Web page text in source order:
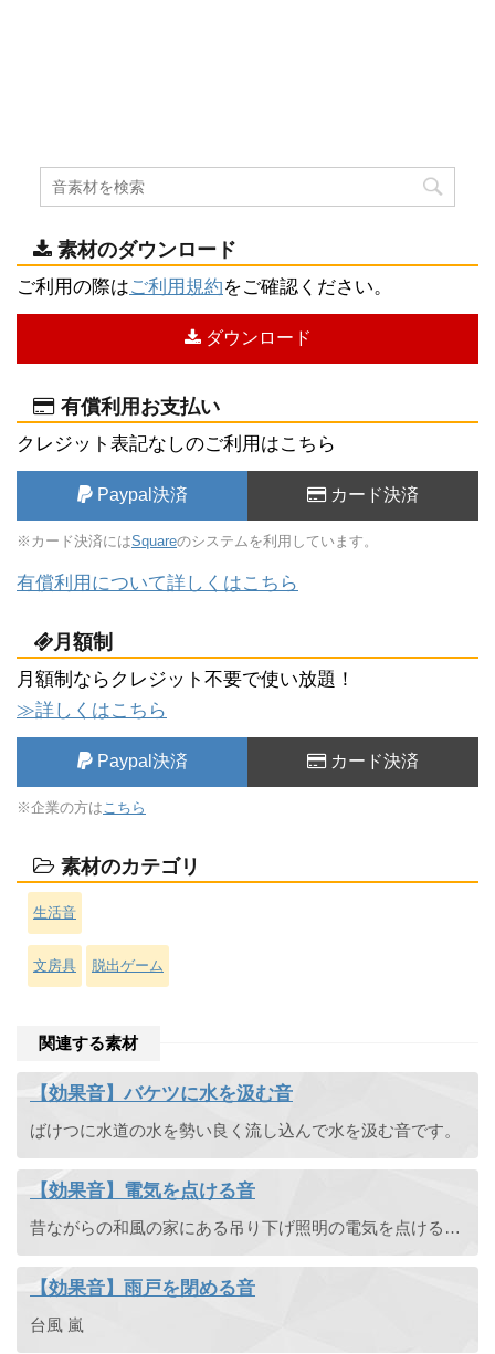
素材のダウンロード
ご利用の際はご利用規約をご確認ください。
ダウンロード
有償利用お支払い
クレジット表記なしのご利用はこちら
Paypal決済 カード決済
※カード決済にはSquareのシステムを利用しています。
有償利用について詳しくはこちら
月額制
月額制ならクレジット不要で使い放題！
≫詳しくはこちら
Paypal決済 カード決済
※企業の方は こちら
素材のカテゴリ
生活音
文房具 脱出ゲーム
関連する素材
【効果音】バケツに水を汲む音
ばけつに水道の水を勢い良く流し込んで水を汲む音です。
【効果音】電気を点ける音
昔ながらの和風の家にある吊り下げ照明の電気を点ける音です。紐を引っ張って電気を点けます。「カチッ」。脱出ゲームや、田舎が舞台のノベルゲームなどに使える効果音です。
【効果音】雨戸を閉める音
台風 嵐